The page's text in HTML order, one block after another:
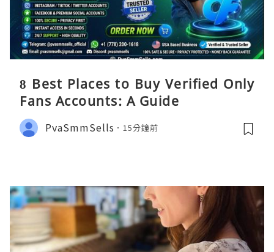
8 Best Places to Buy Verified Only
Fans Accounts: A Guide
PvaSmmSells 15分鐘前